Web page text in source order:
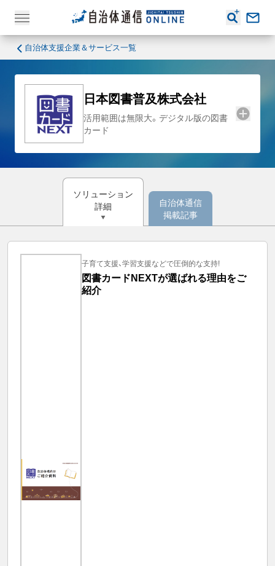
自治体支援企業＆サービス一覧
日本図書普及株式会社
活用範囲は無限大。デジタル版の図書
カード
ソリューション
詳細
自治体通信
掲載記事
子育て支援、学習支援などで圧倒的な支持!
図書カードNEXTが選ばれる理由をご
紹介